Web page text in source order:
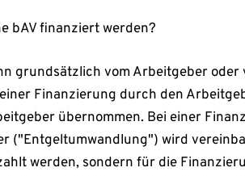
bAV finanziert werden?
grundsätzlich vom Arbeitgeber
Finanzierung durch den
übernommen. Bei einer
("Entgeltumwandlung") wird
werden, sondern für die